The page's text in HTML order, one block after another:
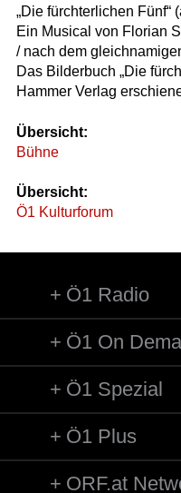
„Die fürchterlichen Fünf“
Ein Musical von Florian
/ nach dem
Das Bilderbuch „Die
Hammer Verlag
Übersicht:
Bühne
Übersicht:
Ö1 Kulturforum
Ö1 Radio
Ö1 On
Ö1 Spezial
Ö1 Plus
ORF.at